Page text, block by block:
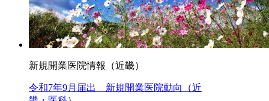
新規開業医院情報（近畿）
令和7年9月届出 新規開業医院動向（近